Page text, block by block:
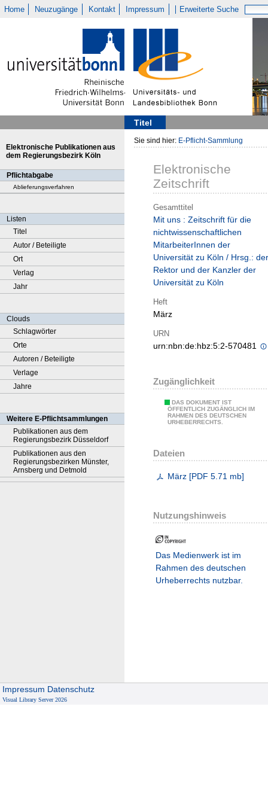
Home Neuzugänge Kontakt Impressum Erweiterte Suche
Titel
Elektronische Publikationen aus
dem Regierungsbezirk Köln
Pflichtabgabe
Ablieferungsverfahren
Listen
Titel
Autor / Beteiligte
Ort
Verlag
Jahr
Clouds
Schlagwörter
Orte
Autoren / Beteiligte
Verlage
Jahre
Weitere E-Pflichtsammlungen
Publikationen aus dem
Regierungsbezirk Düsseldorf
Publikationen aus den
Regierungsbezirken Münster,
Arnsberg und Detmold
Sie sind hier: E-Pflicht-Sammlung
Elektronische
Zeitschrift
Gesamttitel
Mit uns : Zeitschrift für die
nichtwissenschaftlichen
MitarbeiterInnen der
Universität zu Köln / Hrsg.: der
Rektor und der Kanzler der
Universität zu Köln
Heft
März
URN
urn:nbn:de:hbz:5:2-570481
Zugänglichkeit
DAS DOKUMENT IST
ÖFFENTLICH ZUGÄNGLICH IM
RAHMEN DES DEUTSCHEN
URHEBERRECHTS.
Dateien
März [PDF 5.71 mb]
Nutzungshinweis
Das Medienwerk ist im
Rahmen des deutschen
Urheberrechts nutzbar.
Impressum Datenschutz
Visual Library Server 2026